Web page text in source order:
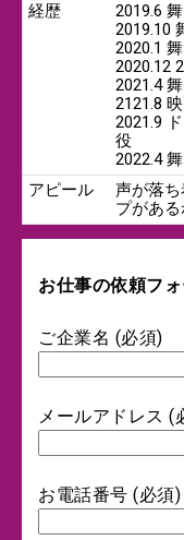
経歴
2019.6
2019.10
2020.1
2020.12
2021.4
2121.8
2021.9
役
2022.4
アピール
声が落
プがある
お仕事の依頼フ
ご企業名 (必須)
メールアドレス (
お電話番号 (必須)